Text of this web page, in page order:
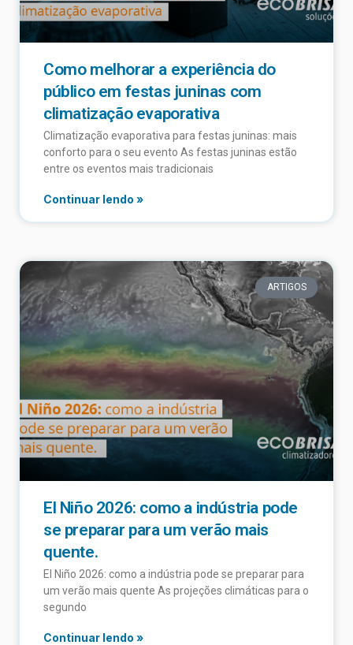
Como melhorar a experiência do
público em festas juninas com
climatização evaporativa
Climatização evaporativa para festas juninas: mais
conforto para o seu evento As festas juninas estão
entre os eventos mais tradicionais
Continuar lendo »
ARTIGOS
El Niño 2026: como a indústria pode
se preparar para um verão mais
quente.
El Niño 2026: como a indústria pode se preparar para
um verão mais quente As projeções climáticas para o
segundo
Continuar lendo »